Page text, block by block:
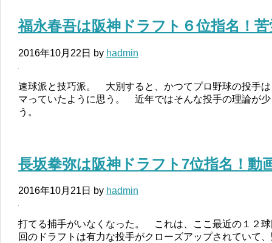
福永春吾は阪神ドラフト６位指名！
2016年10月22日 by hadmin
速球派と技巧派。 大別すると、かつてプロ野球の投手
マっていたように思う。 近年ではそんな投手の理論が
う。
長坂拳弥は阪神ドラフト7位指名！動
2016年10月21日 by hadmin
打てる捕手がいなくなった。 これは、ここ最近の１２
回のドラフトは有力な投手がクローズアップされていて